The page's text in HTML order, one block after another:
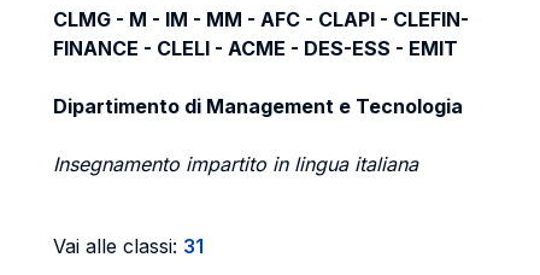
CLMG - M - IM - MM - AFC - CLAPI - CLEFIN-
FINANCE - CLELI - ACME - DES-ESS - EMIT
Dipartimento di Management e Tecnologia
Insegnamento impartito in lingua italiana
Vai alle classi: 31